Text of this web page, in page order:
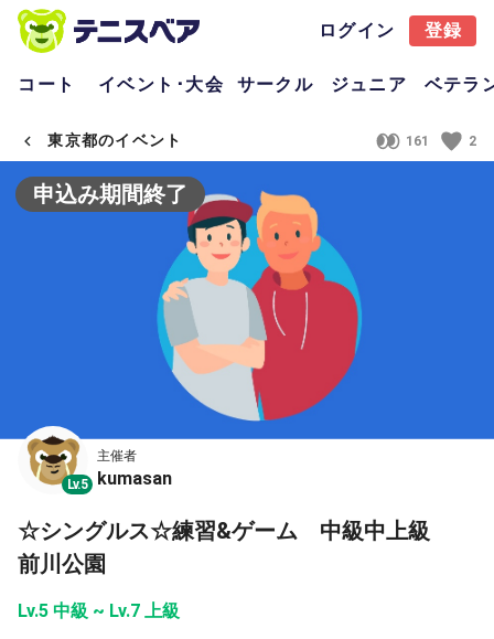
ログイン 登録
コート イベント･大会 サークル ジュニア ベテラ
東京都のイベント 161 2
申込み期間終了
Lv.5
主催者
kumasan
☆シングルス☆練習&ゲーム 中級中上級
前川公園
Lv.5 中級 ~ Lv.7 上級